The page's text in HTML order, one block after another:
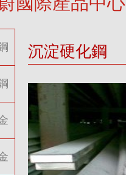
沉淀硬化鋼